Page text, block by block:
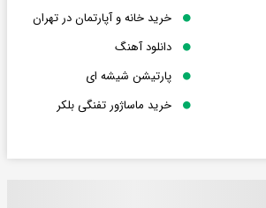
خرید خانه و آپارتمان در تهران
دانلود آهنگ
پارتیشن شیشه ای
خرید ماساژور تفنگی بلکر